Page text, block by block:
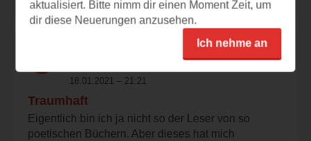
18.01.2021 – 21:21
Traumhaft
Eigentlich bin ich ja nicht so der Leser von so
poetischen Büchern. Aber dieses hat mich
aktualisiert. Bitte nimm dir einen Moment Zeit, um
dir diese Neuerungen anzusehen.
Ich nehme an